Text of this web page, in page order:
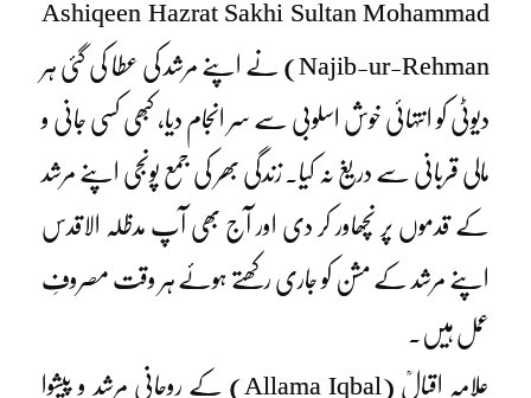
Ashiqeen Hazrat Sakhi Sultan Mohammad
Najib-ur-Rehman) نے اپنے مرشد کی عطا کی گئی ہر
دیوٹی کو انتہائی خوش اسلوبی سے سر انجام دیا، کبھی کسی جانی و
مالی قربانی سے دریغ نہ کیا۔ زندگی بھر کی جمع پونجی اپنے مرشد
کے قدموں پر نچھاور کر دی اور آج بھی آپ مدظلہ الاقدس
اپنے مرشد کے مشن کو جاری رکھتے ہوئے ہر وقت مصروفِ
عمل ہیں۔
علامہ اقبالؒ (Allama Iqbal) کے روحانی مرشد و پیشوا